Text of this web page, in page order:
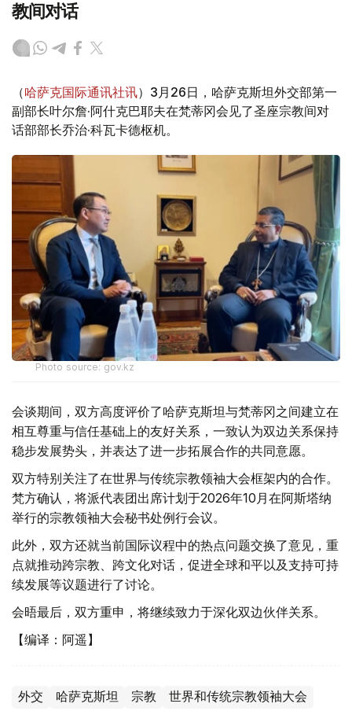
教间对话
（哈萨克国际通讯社讯）3月26日，哈萨克斯坦外交部第一
副部长叶尔詹·阿什克巴耶夫在梵蒂冈会见了圣座宗教间对
话部部长乔治·科瓦卡德枢机。
Photo source: gov.kz
会谈期间，双方高度评价了哈萨克斯坦与梵蒂冈之间建立在
相互尊重与信任基础上的友好关系，一致认为双边关系保持
稳步发展势头，并表达了进一步拓展合作的共同意愿。
双方特别关注了在世界与传统宗教领袖大会框架内的合作。
梵方确认，将派代表团出席计划于2026年10月在阿斯塔纳
举行的宗教领袖大会秘书处例行会议。
此外，双方还就当前国际议程中的热点问题交换了意见，重
点就推动跨宗教、跨文化对话，促进全球和平以及支持可持
续发展等议题进行了讨论。
会晤最后，双方重申，将继续致力于深化双边伙伴关系。
【编译：阿遥】
外交 哈萨克斯坦 宗教 世界和传统宗教领袖大会